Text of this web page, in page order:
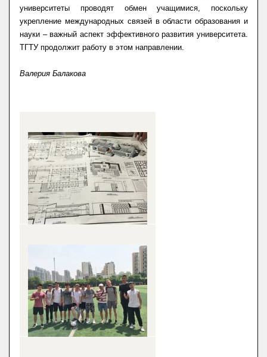
университеты проводят обмен учащимися, поскольку
укрепление международных связей в области образования и
науки – важный аспект эффективного развития университета.
ТГТУ продолжит работу в этом направлении.
Валерия Балакова